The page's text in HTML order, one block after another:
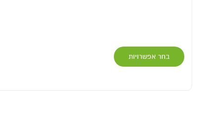
בחר אפשרויות